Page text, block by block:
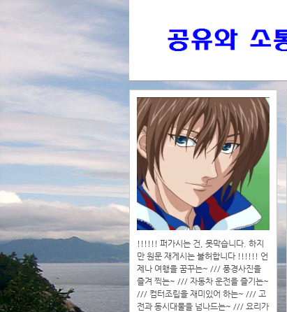
!!!!!! 퍼가시는 건, 못막습니다. 하지
만 원문 재게시는 불허합니다 !!!!!! 언
제나 여행을 꿈꾸는~ /// 풍경사진을
즐겨 찍는~ /// 자동차 운전을 즐기는~
/// 컴터조립을 재미있어 하는~ /// 고
전과 동시대물을 넘나드는~ /// 요리가